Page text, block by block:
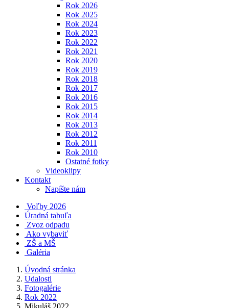
Rok 2026
Rok 2025
Rok 2024
Rok 2023
Rok 2022
Rok 2021
Rok 2020
Rok 2019
Rok 2018
Rok 2017
Rok 2016
Rok 2015
Rok 2014
Rok 2013
Rok 2012
Rok 2011
Rok 2010
Ostatné fotky
Videoklipy
Kontakt
Napíšte nám
Voľby 2026
Úradná tabuľa
Zvoz odpadu
Ako vybaviť
ZŠ a MŠ
Galéria
Úvodná stránka
Udalosti
Fotogalérie
Rok 2022
Mikuláš 2022